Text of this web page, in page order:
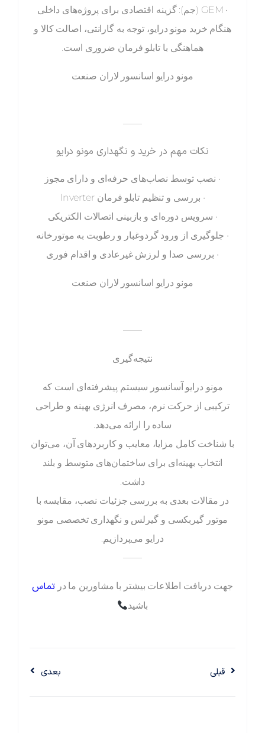
• GEM (جم): گزینه اقتصادی برای پروژه‌های داخلی
هنگام خرید مونو درایو، توجه به گارانتی، اصالت کالا و
هماهنگی با تابلو فرمان ضروری است.
مونو درایو اسانسور لاران صنعت
——
نکات مهم در خرید و نگهداری مونو درایو
• نصب توسط نصاب‌های حرفه‌ای و دارای مجوز
• بررسی و تنظیم تابلو فرمان Inverter
• سرویس دوره‌ای و بازبینی اتصالات الکتریکی
• جلوگیری از ورود گردوغبار و رطوبت به موتورخانه
• بررسی صدا و لرزش غیرعادی و اقدام فوری
مونو درایو اسانسور لاران صنعت
——
نتیجه‌گیری
مونو درایو آسانسور سیستم پیشرفته‌ای است که
ترکیبی از حرکت نرم، مصرف انرژی بهینه و طراحی
ساده را ارائه می‌دهد.
با شناخت کامل مزایا، معایب و کاربردهای آن، می‌توان
انتخاب بهینه‌ای برای ساختمان‌های متوسط و بلند
داشت.
در مقالات بعدی به بررسی جزئیات نصب، مقایسه با
موتور گیربکسی و گیرلس و نگهداری تخصصی مونو
درایو می‌پردازیم.
——
جهت دریافت اطلاعات بیشتر با مشاورین ما درتماس
باشید
قبلی بعدی